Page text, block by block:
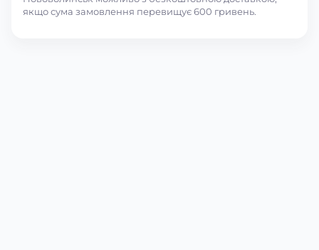
якщо сума замовлення перевищує 600 гривень.